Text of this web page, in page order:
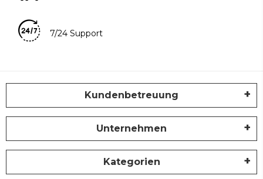
7/24 Support
Kundenbetreuung
Unternehmen
Kategorien